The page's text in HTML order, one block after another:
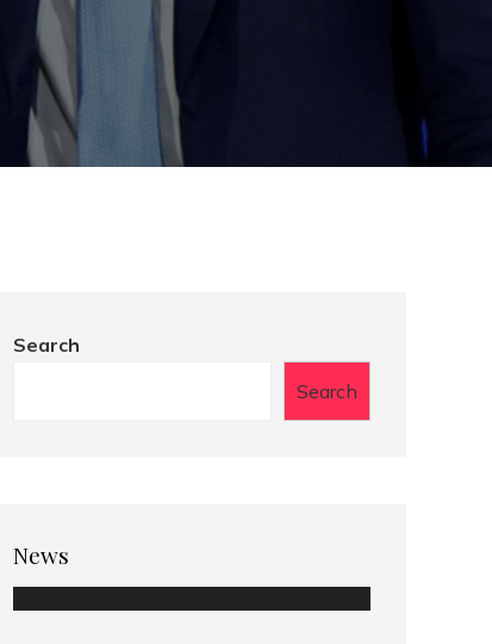
Search
Search
News